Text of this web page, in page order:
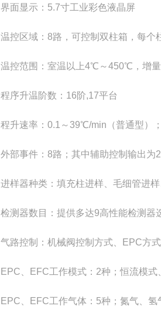
界面显示：5.7寸工业彩色液晶屏
温控区域：8路，可控制双柱箱，每个
温控范围：室温以上4℃～450℃，增
程序升温阶数：16阶,17平台
程升速率：0.1～39℃/min（普通型）
外部事件：8路；其中辅助控制输出为
进样器种类：填充柱进样、毛细管进
检测器数目：提供多达9高性能检测
气路控制：机械阀控制方式、EPC方
EPC、EFC工作模式：2种；恒流模式
EPC、EFC工作气体：5种；氮气、